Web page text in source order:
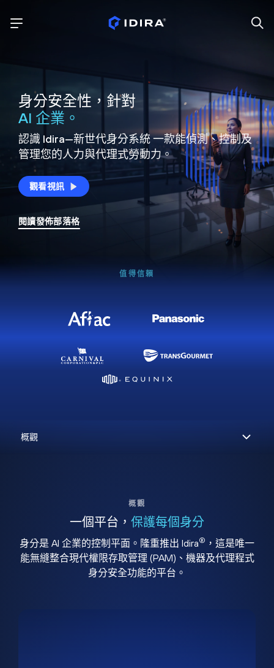
身分安全性，針對
AI 企業。
認識 Idira—新世代身分系統一款能偵測、控制及
管理您的人力與代理式勞動力。
觀看視訊
閱讀發佈部落格
值得信賴
概觀
一個平台， 保護每個身分
身分是 AI 企業的控制平面。隆重推出 Idira® ，這是唯一
能無縫整合現代權限存取管理 (PAM)、機器及代理程式
身分安全功能的平台。